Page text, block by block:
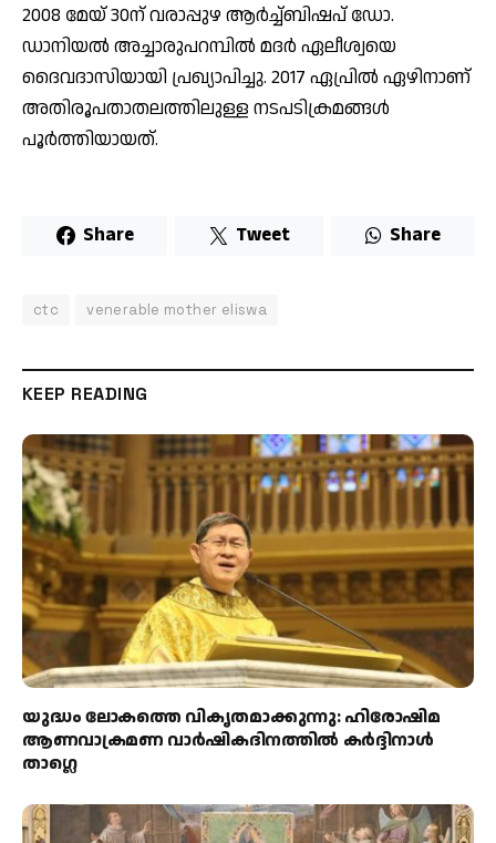
2008 മേയ് 30ന് വരാപ്പുഴ ആര്‍ച്ച്ബിഷപ് ഡോ.
ഡാനിയല്‍ അച്ചാരുപറമ്പില്‍ മദര്‍ ഏലീശ്വയെ
ദൈവദാസിയായി പ്രഖ്യാപിച്ചു. 2017 ഏപ്രില്‍ ഏഴിനാണ്
അതിരൂപതാതലത്തിലുള്ള നടപടിക്രമങ്ങള്‍
പൂര്‍ത്തിയായത്.
Share Tweet Share
ctc venerable mother eliswa
KEEP READING
യുദ്ധം ലോകത്തെ വികൃതമാക്കുന്നു: ഹിരോഷിമ
ആണവാക്രമണ വാർഷികദിനത്തിൽ കർദ്ദിനാൾ
താഗ്ലെ